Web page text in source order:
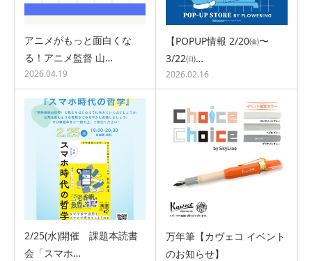
アニメがもっと面白くな
る！アニメ監督 山…
2026.04.19
【POPUP情報 2/20㈮〜
3/22㈰…
2026.02.16
2/25(水)開催 課題本読書
会「スマホ…
万年筆【カヴェコ イベント
のお知らせ】